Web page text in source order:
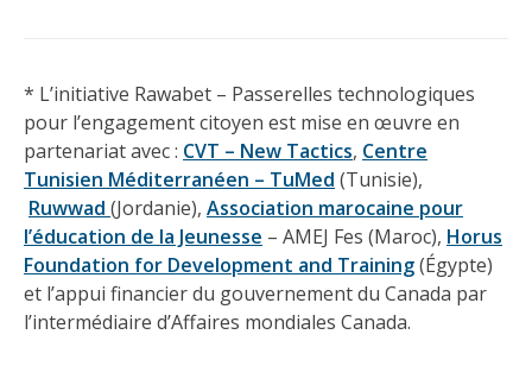
* L’initiative Rawabet – Passerelles technologiques
pour l’engagement citoyen est mise en œuvre en
partenariat avec : CVT – New Tactics, Centre
Tunisien Méditerranéen – TuMed (Tunisie),
Ruwwad (Jordanie), Association marocaine pour
l’éducation de la Jeunesse – AMEJ Fes (Maroc), Horus
Foundation for Development and Training(Égypte)
et l’appui financier du gouvernement du Canada par
l’intermédiaire d’Affaires mondiales Canada.